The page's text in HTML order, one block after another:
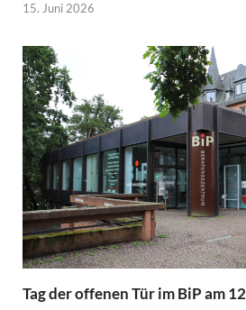
15. Juni 2026
Tag der offenen Tür im BiP am